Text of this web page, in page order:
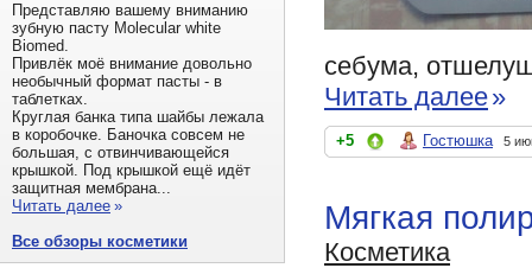
себума,
Читать далее»
+5 Гостюшка 5
Мягкая
Косметика
Представляю вашему вниманию
зубную пасту Molecular white
Biomed.
Привлёк моё внимание довольно
необычный формат пасты - в
таблетках.
Круглая банка типа шайбы лежала
в коробочке. Баночка совсем не
большая, с отвинчивающейся
крышкой. Под крышкой ещё идёт
защитная мембрана...
Читать далее »
Все обзоры косметики